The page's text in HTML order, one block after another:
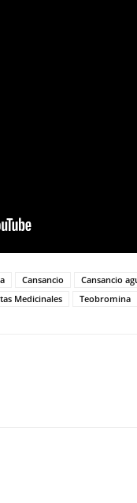
Cansancio Cansancio
Medicinales Teobromina